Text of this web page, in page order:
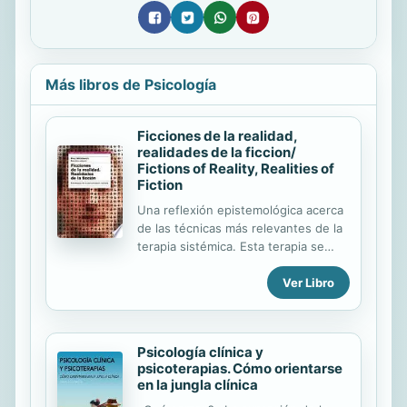
Más libros de Psicología
Ficciones de la realidad,
realidades de la ficcion/
Fictions of Reality, Realities of
Fiction
Una reflexión epistemológica acerca
de las técnicas más relevantes de la
terapia sistémica. Esta terapia se
caracteriza por la gama de
estrategias y tácticas clínicas que
emplea. Tomando como referencia
comunicación humana, la terapia
sistémica ha sistematizado, teorizado
y creado técnicas que, entre otras
cosas, permiten agilizar, desbloquear
Ver Libro
Psicología clínica y
psicoterapias. Cómo orientarse
en la jungla clínica